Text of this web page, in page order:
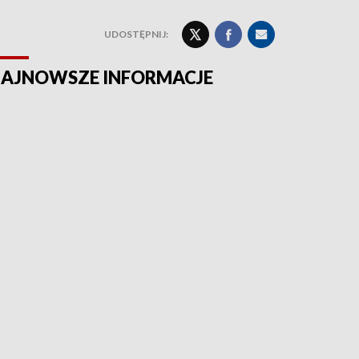
UDOSTĘPNIJ:
INFORMACJE